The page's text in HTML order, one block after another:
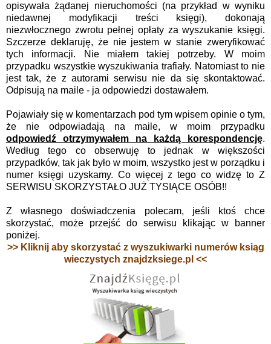
opisywała żądanej nieruchomości (na przykład w wyniku
niedawnej modyfikacji treści księgi), dokonają
niezwłocznego zwrotu pełnej opłaty za wyszukanie księgi.
Szczerze deklaruję, że nie jestem w stanie zweryfikować
tych informacji. Nie miałem takiej potrzeby. W moim
przypadku wszystkie wyszukiwania trafiały. Natomiast to nie
jest tak, że z autorami serwisu nie da się skontaktować.
Odpisują na maile - ja odpowiedzi dostawałem.
Pojawiały się w komentarzach pod tym wpisem opinie o tym,
że nie odpowiadają na maile, w moim przypadku
odpowiedź otrzymywałem na każdą korespondencję.
Według tego co obserwuję to jednak w większości
przypadków, tak jak było w moim, wszystko jest w porządku i
numer księgi uzyskamy. Co więcej z tego co widzę to Z
SERWISU SKORZYSTAŁO JUŻ TYSIĄCE OSÓB!!
Z własnego doświadczenia polecam, jeśli ktoś chce
skorzystać, może przejść do serwisu klikając w banner
poniżej.
>> Kliknij aby skorzystać z wyszukiwarki numerów ksiąg
wieczystych znajdzksiege.pl <<